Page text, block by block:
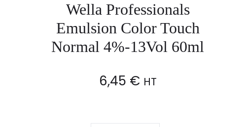
Wella Professionals
Emulsion Color Touch
Normal 4%-13Vol 60ml
6,45 € HT